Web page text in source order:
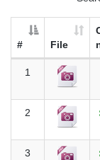
# File
1
2
3